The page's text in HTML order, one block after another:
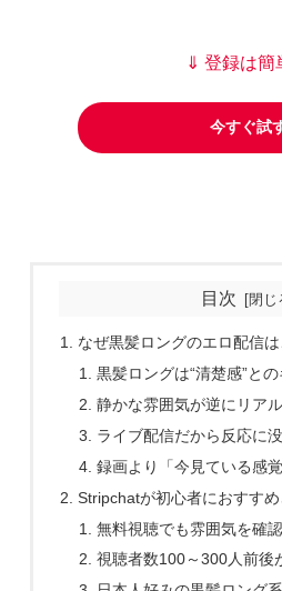
⇓ 登録は簡
今すぐ試
目次
なぜ黒髪ロングのエロ配信
黒髪ロングは“清楚感”と
静かな雰囲気が逆にリア
ライブ配信だから反応に
録画より「今見ている感
Stripchatが初心者におすす
無料視聴でも雰囲気を確
視聴者数100～300人前後